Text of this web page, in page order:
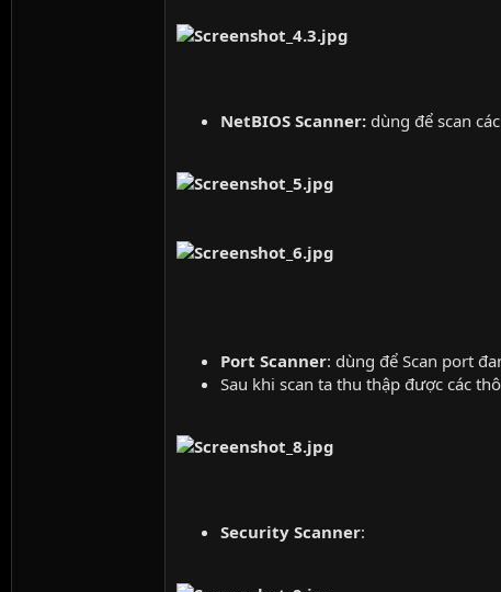
NetBIOS Scanner: dùng để scan
Port Scanner: dùng để Scan port
Sau khi scan ta thu thập được các
Security Scanner: